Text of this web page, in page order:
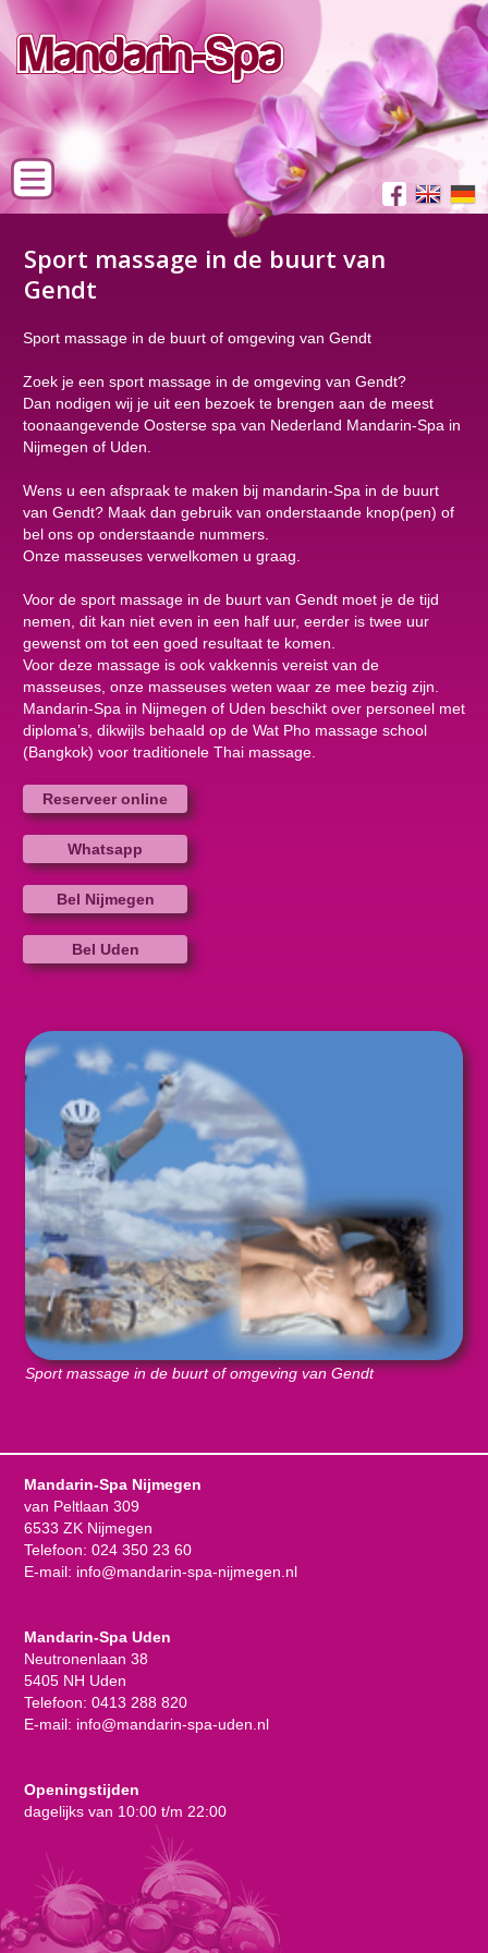
Sport massage in de buurt van
Gendt
Sport massage in de buurt of omgeving van Gendt
Zoek je een sport massage in de omgeving van Gendt?
Dan nodigen wij je uit een bezoek te brengen aan de meest
toonaangevende Oosterse spa van Nederland Mandarin-Spa in
Nijmegen of Uden.
Wens u een afspraak te maken bij mandarin-Spa in de buurt
van Gendt? Maak dan gebruik van onderstaande knop(pen) of
bel ons op onderstaande nummers.
Onze masseuses verwelkomen u graag.
Voor de sport massage in de buurt van Gendt moet je de tijd
nemen, dit kan niet even in een half uur, eerder is twee uur
gewenst om tot een goed resultaat te komen.
Voor deze massage is ook vakkennis vereist van de
masseuses, onze masseuses weten waar ze mee bezig zijn.
Mandarin-Spa in Nijmegen of Uden beschikt over personeel met
diploma’s, dikwijls behaald op de Wat Pho massage school
(Bangkok) voor traditionele Thai massage.
Reserveer online
Whatsapp
Bel Nijmegen
Bel Uden
Sport massage in de buurt of omgeving van Gendt
Mandarin-Spa Nijmegen
van Peltlaan 309
6533 ZK Nijmegen
Telefoon: 024 350 23 60
E-mail: info@mandarin-spa-nijmegen.nl
Mandarin-Spa Uden
Neutronenlaan 38
5405 NH Uden
Telefoon: 0413 288 820
E-mail: info@mandarin-spa-uden.nl
Openingstijden
dagelijks van 10:00 t/m 22:00